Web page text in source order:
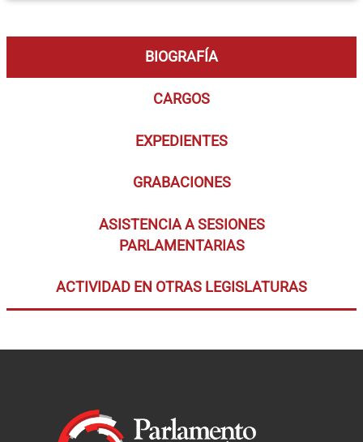
BIOGRAFÍA
CARGOS
EXPEDIENTES
GRABACIONES
ASISTENCIA A SESIONES
PARLAMENTARIAS
ACTIVIDAD EN OTRAS LEGISLATURAS